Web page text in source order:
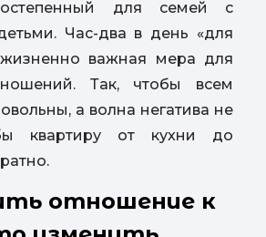
для семей с
Час-два в день «для
важная мера для
Так, чтобы всем
а волна негатива не
квартиру от кухни до
отношение к